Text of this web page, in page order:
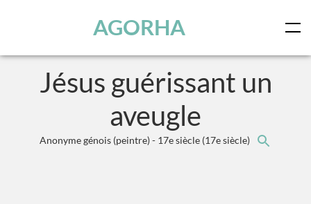
AGORHA
Jésus guérissant un
aveugle
Anonyme génois (peintre) - 17e siècle (17e siècle)